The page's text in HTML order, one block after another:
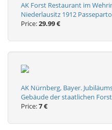
AK Forst Restaurant im
Niederlausitz 1912
Price:29.99 €
AK Nürnberg, Bayer.
Gebäude der staatlichen
Price:7 €